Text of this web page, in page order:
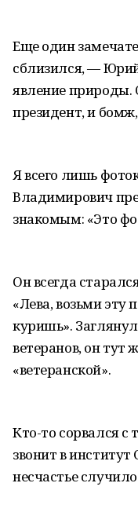
Еще один
сблизился, —
явление природы.
президент, и бомж,
Я всего лишь
Владимирович
знакомым: «Это
Он всегда
«Лева, возьми эту
куришь».
ветеранов, он тут
«ветеранской».
Кто-то сорвался с
звонит в
несчастье